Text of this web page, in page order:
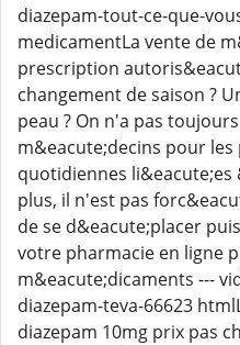
diazepam-tout-ce-que-
medicamentLa vente de
prescription
changement de saison ?
peau ? On n'a pas
m&eacute;decins pour
quotidiennes li&eacute;es
plus, il n'est pas
de se d&eacute;placer
votre pharmacie en ligne
m&eacute;dicaments ---
diazepam-teva-66623
diazepam 10mg prix pas